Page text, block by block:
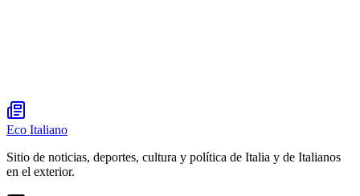
Eco Italiano
Sitio de noticias, deportes, cultura y política de Italia y de Italianos
en el exterior.